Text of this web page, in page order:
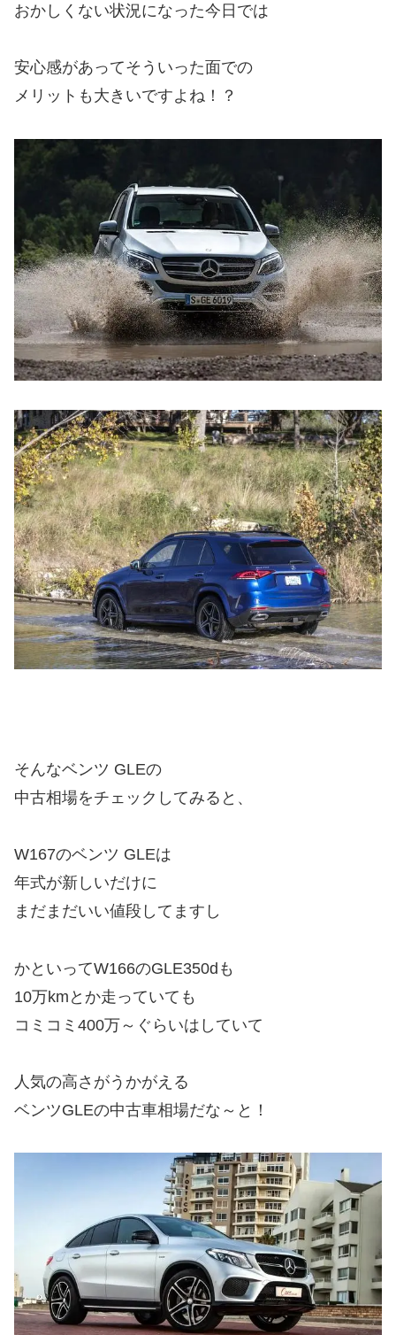
おかしくない状況になった今日では
安心感があってそういった面での
メリットも大きいですよね！？
そんなベンツ GLEの
中古相場をチェックしてみると、
W167のベンツ GLEは
年式が新しいだけに
まだまだいい値段してますし
かといってW166のGLE350dも
10万kmとか走っていても
コミコミ400万～ぐらいはしていて
人気の高さがうかがえる
ベンツGLEの中古車相場だな～と！